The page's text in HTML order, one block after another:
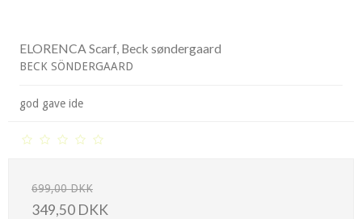
ELORENCA Scarf, Beck søndergaard
BECK SÖNDERGAARD
god gave ide
699,00 DKK
349,50 DKK